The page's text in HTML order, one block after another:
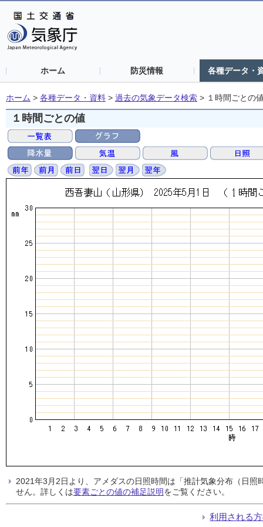
ホーム 防災情報 各種データ・
ホーム > 各種データ・資料 > 過去の気象データ検索 > １時間ごとの
１時間ごとの値
2021年3月2日より、アメダスの日照時間は「推計気象分布（日
せん。詳しくは要素ごとの値の補足説明をご覧ください。
利用される